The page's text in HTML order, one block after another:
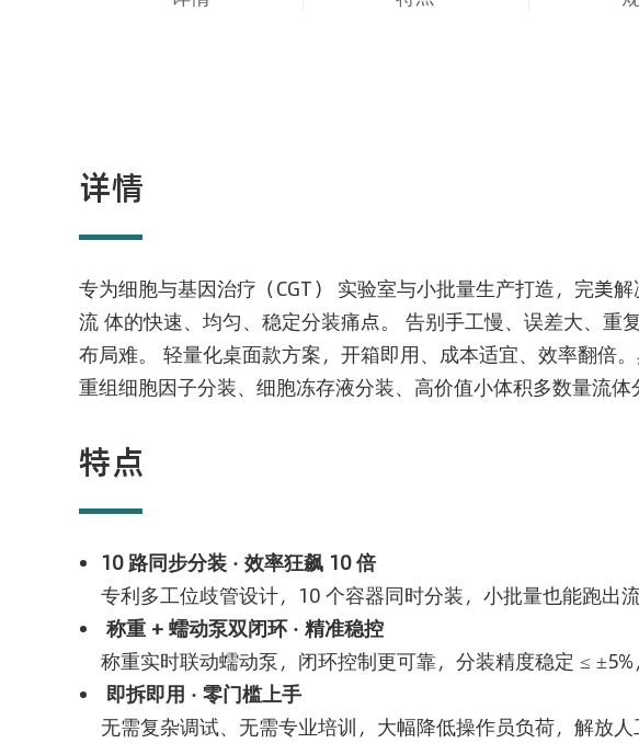
详情
专为细胞与基因治疗（CGT） 实验室与小批量生产打造，完美
流 体的快速、均匀、稳定分装痛点。 告别手工慢、误差大、重
布局难。 轻量化桌面款方案，开箱即用、成本适宜、效率翻倍
重组细胞因子分装、细胞冻存液分装、高价值小体积多数量流体
特点
10 路同步分装 · 效率狂飙 10 倍
专利多工位歧管设计，10 个容器同时分装，小批量也能跑出
称重 + 蠕动泵双闭环 · 精准稳控
称重实时联动蠕动泵，闭环控制更可靠，分装精度稳定 ≤
即拆即用 · 零门槛上手
无需复杂调试、无需专业培训，大幅降低操作员负荷，解放人